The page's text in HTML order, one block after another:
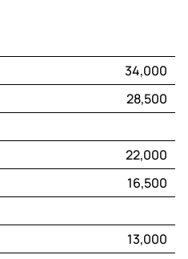
34,000
28,500
22,000
16,500
13,000